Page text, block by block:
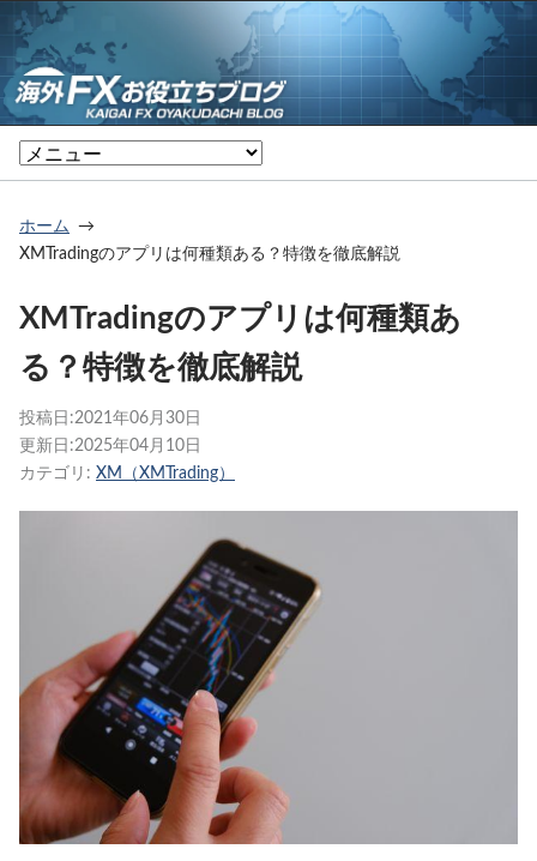
ホーム
XMTradingのアプリは何種類ある？特徴を徹底解説
XMTradingのアプリは何種類あ
る？特徴を徹底解説
投稿日:2021年06月30日
更新日:2025年04月10日
カテゴリ: XM（XMTrading）